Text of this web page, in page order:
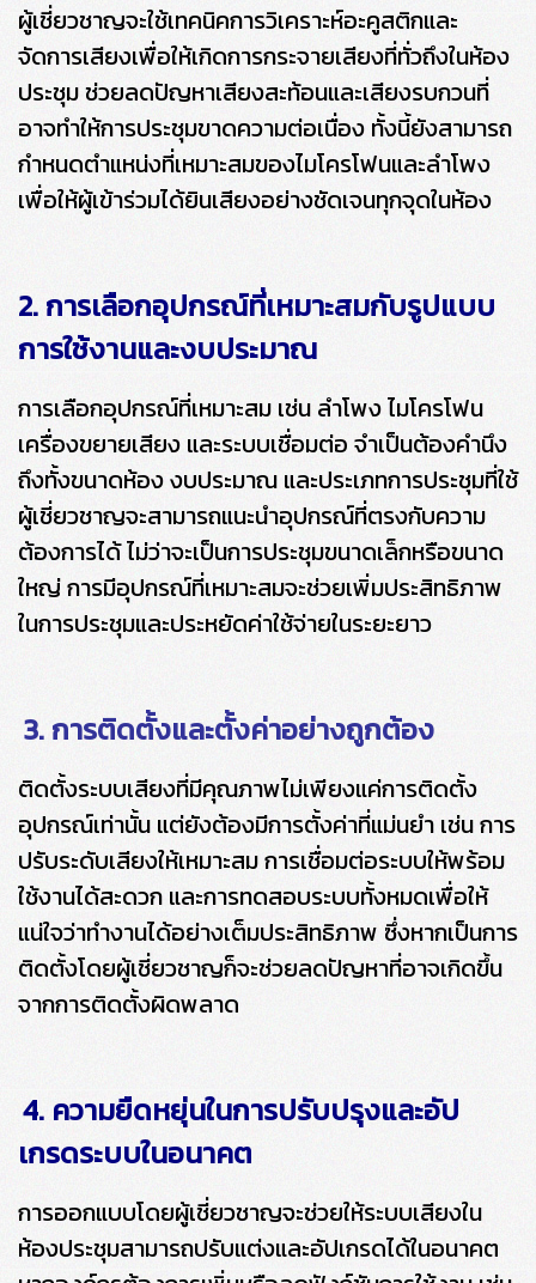
ผู้เชี่ยวชาญจะใช้เทคนิคการวิเคราะห์อะคูสติกและ
จัดการเสียงเพื่อให้เกิดการกระจายเสียงที่ทั่วถึงในห้อง
ประชุม ช่วยลดปัญหาเสียงสะท้อนและเสียงรบกวนที่
อาจทำให้การประชุมขาดความต่อเนื่อง ทั้งนี้ยังสามารถ
กำหนดตำแหน่งที่เหมาะสมของไมโครโฟนและลำโพง
เพื่อให้ผู้เข้าร่วมได้ยินเสียงอย่างชัดเจนทุกจุดในห้อง
2. การเลือกอุปกรณ์ที่เหมาะสมกับรูปแบบ
การใช้งานและงบประมาณ
การเลือกอุปกรณ์ที่เหมาะสม เช่น ลำโพง ไมโครโฟน
เครื่องขยายเสียง และระบบเชื่อมต่อ จำเป็นต้องคำนึง
ถึงทั้งขนาดห้อง งบประมาณ และประเภทการประชุมที่ใช้
ผู้เชี่ยวชาญจะสามารถแนะนำอุปกรณ์ที่ตรงกับความ
ต้องการได้ ไม่ว่าจะเป็นการประชุมขนาดเล็กหรือขนาด
ใหญ่ การมีอุปกรณ์ที่เหมาะสมจะช่วยเพิ่มประสิทธิภาพ
ในการประชุมและประหยัดค่าใช้จ่ายในระยะยาว
3. การติดตั้งและตั้งค่าอย่างถูกต้อง
ติดตั้งระบบเสียงที่มีคุณภาพไม่เพียงแค่การติดตั้ง
อุปกรณ์เท่านั้น แต่ยังต้องมีการตั้งค่าที่แม่นยำ เช่น การ
ปรับระดับเสียงให้เหมาะสม การเชื่อมต่อระบบให้พร้อม
ใช้งานได้สะดวก และการทดสอบระบบทั้งหมดเพื่อให้
แน่ใจว่าทำงานได้อย่างเต็มประสิทธิภาพ ซึ่งหากเป็นการ
ติดตั้งโดยผู้เชี่ยวชาญก็จะช่วยลดปัญหาที่อาจเกิดขึ้น
จากการติดตั้งผิดพลาด
4. ความยืดหยุ่นในการปรับปรุงและอัป
เกรดระบบในอนาคต
การออกแบบโดยผู้เชี่ยวชาญจะช่วยให้ระบบเสียงใน
ห้องประชุมสามารถปรับแต่งและอัปเกรดได้ในอนาคต